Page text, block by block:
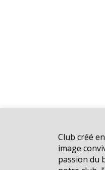
Club créé
image
passion du